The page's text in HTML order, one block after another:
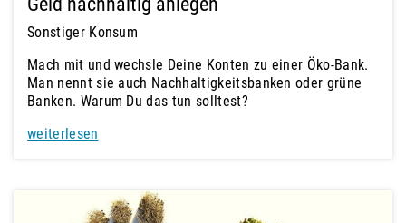
Sonstiger Konsum
Mach mit und wechsle Deine Konten zu einer Öko-Bank.
Man nennt sie auch Nachhaltigkeitsbanken oder grüne
Banken. Warum Du das tun solltest?
weiterlesen